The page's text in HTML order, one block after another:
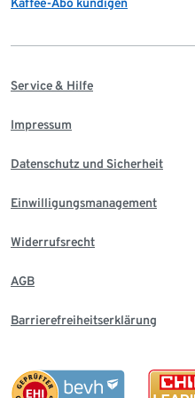
Kaffee-Abo kündigen
Service & Hilfe
Impressum
Datenschutz und Sicherheit
Einwilligungsmanagement
Widerrufsrecht
AGB
Barrierefreiheitserklärung